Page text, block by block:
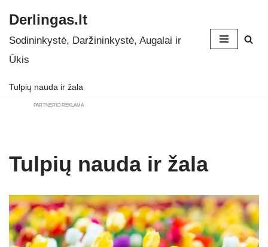
Skip
to
Derlingas.lt
Sodininkystė, Daržininkystė, Augalai ir
Ūkis
Tulpių nauda ir žala
PARTNERIO REKLAMA
Tulpių nauda ir žala